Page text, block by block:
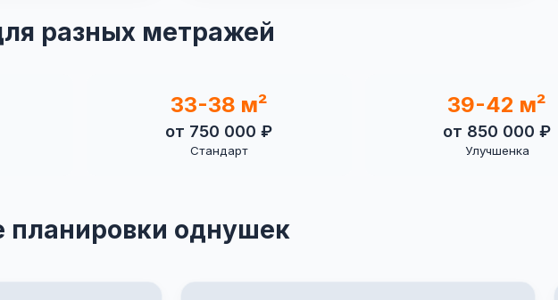
разных метражей
33-38 м²
от 750 000 ₽
Стандарт
39-42 м²
от 850 000 ₽
Улучшенка
планировки однушек